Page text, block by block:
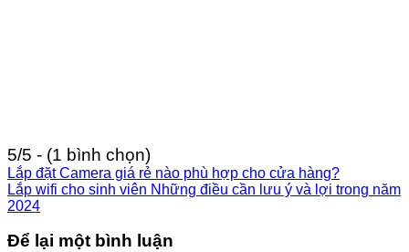
5/5 - (1 bình chọn)
Lắp đặt Camera giá rẻ nào phù hợp cho cửa hàng?
Lắp wifi cho sinh viên Những điều cần lưu ý và lợi trong năm
2024
Để lại một bình luận